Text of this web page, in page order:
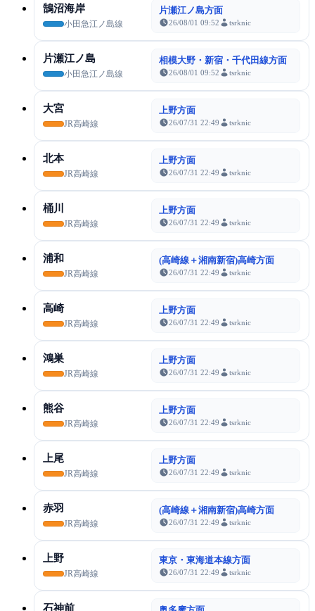
鵠沼海岸
小田急江ノ島線
片瀬江ノ島方面
26/08/01 09:52 tsrknic
片瀬江ノ島
小田急江ノ島線
相模大野・新宿・千代田線方面
26/08/01 09:52 tsrknic
大宮
JR高崎線
上野方面
26/07/31 22:49 tsrknic
北本
JR高崎線
上野方面
26/07/31 22:49 tsrknic
桶川
JR高崎線
上野方面
26/07/31 22:49 tsrknic
浦和
JR高崎線
(高崎線＋湘南新宿)高崎方面
26/07/31 22:49 tsrknic
高崎
JR高崎線
上野方面
26/07/31 22:49 tsrknic
鴻巣
JR高崎線
上野方面
26/07/31 22:49 tsrknic
熊谷
JR高崎線
上野方面
26/07/31 22:49 tsrknic
上尾
JR高崎線
上野方面
26/07/31 22:49 tsrknic
赤羽
JR高崎線
(高崎線＋湘南新宿)高崎方面
26/07/31 22:49 tsrknic
上野
JR高崎線
東京・東海道本線方面
26/07/31 22:49 tsrknic
石神前